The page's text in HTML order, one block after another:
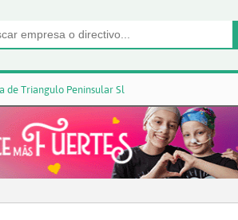
de Triangulo Peninsular Sl